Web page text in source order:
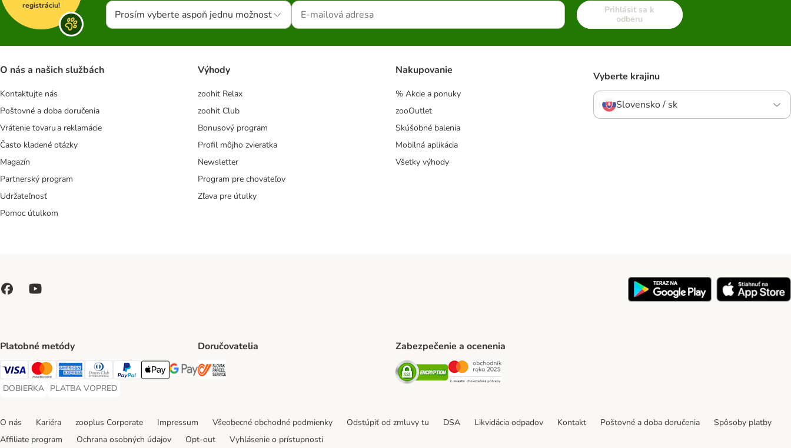
registráciu!
Prosím vyberte aspoň jednu možnosť
Prihlásiť sa k
odberu
O nás a našich službách
Kontaktujte nás
Poštovné a doba doručenia
Vrátenie tovaru a reklamácie
Často kladené otázky
Magazín
Partnerský program
Udržateľnosť
Pomoc útulkom
Výhody
zoohit Relax
zoohit Club
Bonusový program
Profil môjho zvieratka
Newsletter
Program pre chovateľov
Zľava pre útulky
Nakupovanie
% Akcie a ponuky
zooOutlet
Skúšobné balenia
Mobilná aplikácia
Všetky výhody
Vyberte krajinu
Slovensko / sk
Platobné metódy
Visa Payment Method
Mastercard Payment Method
American Express Payment Method
Diners Club Payment Method
PayPal Payment Method
Apple Pay Payment Method
Google Pay Payment Method
DOBIERKA
DOBIERKA Payment Method
PLATBA VOPRED
PLATBA VOPRED Payment Method
Doručovatelia Zabezpečenie a ocenenia
Security Security
O nás Kariéra zooplus Corporate Impressum Všeobecné obchodné podmienky Odstúpiť od zmluvy tu DSA Likvidácia odpadov Kontakt Poštovné a doba doručenia
Spôsoby platby
Affiliate program
Ochrana osobných údajov Opt-out Vyhlásenie o prístupnosti